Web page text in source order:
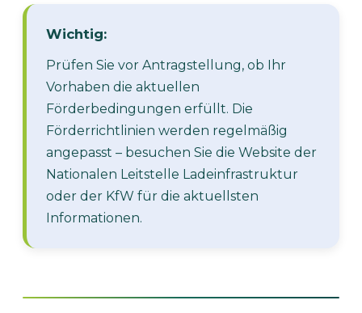
Wichtig:
Prüfen Sie vor Antragstellung, ob Ihr
Vorhaben die aktuellen
Förderbedingungen erfüllt. Die
Förderrichtlinien werden regelmäßig
angepasst – besuchen Sie die Website der
Nationalen Leitstelle Ladeinfrastruktur
oder der KfW für die aktuellsten
Informationen.